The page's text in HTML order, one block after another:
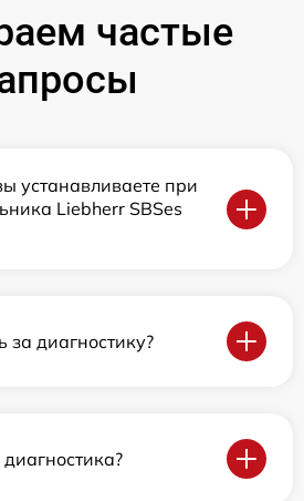
частые
устанавливаете при
Liebherr SBSes
за диагностику?